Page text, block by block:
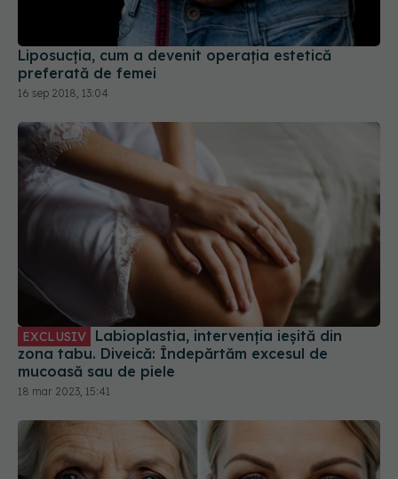
EXCLUSIV Labioplastia, intervenția ieșită din
zona tabu. Diveică: Îndepărtăm excesul de
mucoasă sau de piele
18 mar 2023, 15:41